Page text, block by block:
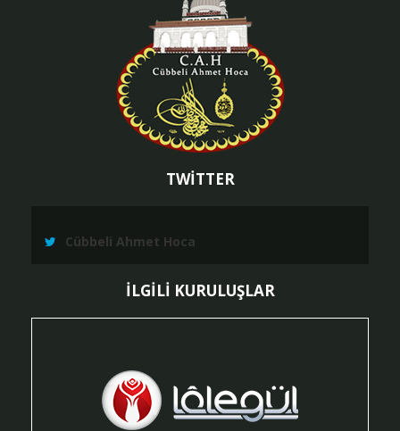
TWİTTER
Cübbeli Ahmet Hoca
İLGİLİ KURULUŞLAR